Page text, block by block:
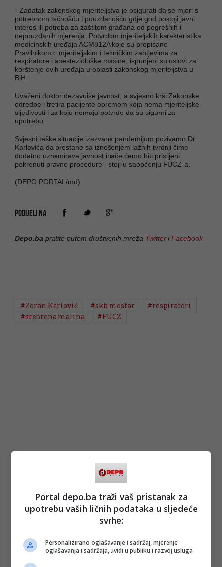
- Zadatak zakonskog mjeriteljstva je osigurati da se mjeri s
potrebnom tačnošću i pouzdanošću gdje god postoji javni
interes ili potreba za zaštitom građana od pogrešnih i
nepouzdanih mjerenja. Potvrdom mjeriteljskih karakteristika
medicinskih uređaja ACM812A koje su propisane
Pravilnikom o mjeriteljskim i tehničkim zahtjevima za
respiratore i anesteziološke mašine, ispunjeni su uslovi za
korštenje ovih uređaja u oblasti zakonskog mjeriteljstva u
BiH.
Uvaženi doktor dezavuiše javnost, a svjesno krši Zakonske
odredbe i tretira pacijente opremom koja nema mjeriteljske
sljedivosti i za koju nemaju potvrde da su sigurni za
upotrebu.
Svjesni teške situacije izazvane pandemijom pozivamo Dr.
Karlovića da prestane sa iznošenjem lažnih tvrdnji čime
dodatno uznemirava javnost inače ćemo biti prisiljeni
pokrenuti pravne procedure - stoji u saopćenju FUCZ-a.
(DEPO PORTAL/md)
PODIJELI NA
Depo.ba pratite putem društvenih mreža Twitter iFacebook
#Zoran Karlović #skb mostar
#respiratori
#srebrena malina
#FUCZ
Portal depo.ba traži vaš pristanak za
upotrebu vaših ličnih podataka u sljedeće
svrhe:
Personalizirano oglašavanje i sadržaj, mjerenje
oglašavanja i sadržaja, uvidi u publiku i razvoj usluga